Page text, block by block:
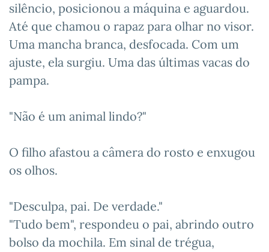
silêncio, posicionou a máquina e aguardou.
Até que chamou o rapaz para olhar no visor.
Uma mancha branca, desfocada. Com um
ajuste, ela surgiu. Uma das últimas vacas do
pampa.
"Não é um animal lindo?"
O filho afastou a câmera do rosto e enxugou
os olhos.
"Desculpa, pai. De verdade."
"Tudo bem", respondeu o pai, abrindo outro
bolso da mochila. Em sinal de trégua,